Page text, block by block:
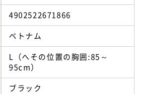
4902522671866
ベトナム
L（へその位置の胸囲:85～
95cm）
ブラック